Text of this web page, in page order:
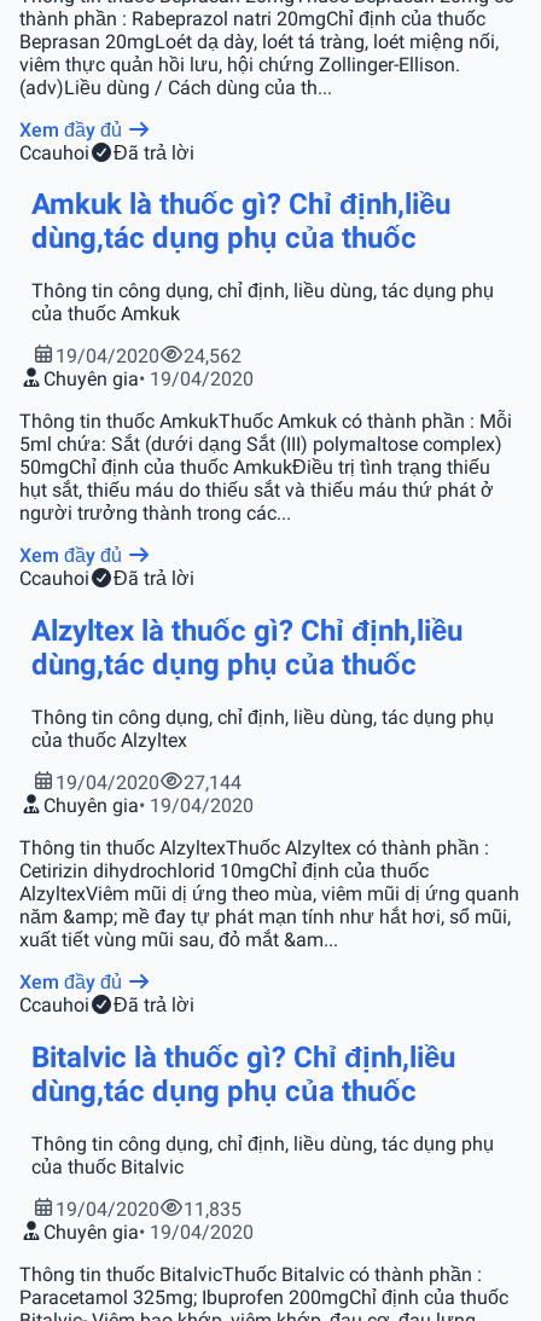
thành phần : Rabeprazol natri 20mgChỉ định của thuốc
Beprasan 20mgLoét dạ dày, loét tá tràng, loét miệng nối,
viêm thực quản hồi lưu, hội chứng Zollinger-Ellison.
(adv)Liều dùng / Cách dùng của th...
Xem đầy đủ
Ccauhoi Đã trả lời
Amkuk là thuốc gì? Chỉ định,liều
dùng,tác dụng phụ của thuốc
Thông tin công dụng, chỉ định, liều dùng, tác dụng phụ
của thuốc Amkuk
19/04/2020
24,562
Chuyên gia• 19/04/2020
Thông tin thuốc AmkukThuốc Amkuk có thành phần : Mỗi
5ml chứa: Sắt (dưới dạng Sắt (III) polymaltose complex)
50mgChỉ định của thuốc AmkukĐiều trị tình trạng thiếu
hụt sắt, thiếu máu do thiếu sắt và thiếu máu thứ phát ở
người trưởng thành trong các...
Xem đầy đủ
Ccauhoi Đã trả lời
Alzyltex là thuốc gì? Chỉ định,liều
dùng,tác dụng phụ của thuốc
Thông tin công dụng, chỉ định, liều dùng, tác dụng phụ
của thuốc Alzyltex
19/04/2020
27,144
Chuyên gia• 19/04/2020
Thông tin thuốc AlzyltexThuốc Alzyltex có thành phần :
Cetirizin dihydrochlorid 10mgChỉ định của thuốc
AlzyltexViêm mũi dị ứng theo mùa, viêm mũi dị ứng quanh
năm &amp; mề đay tự phát mạn tính như hắt hơi, sổ mũi,
xuất tiết vùng mũi sau, đỏ mắt &am...
Xem đầy đủ
Ccauhoi Đã trả lời
Bitalvic là thuốc gì? Chỉ định,liều
dùng,tác dụng phụ của thuốc
Thông tin công dụng, chỉ định, liều dùng, tác dụng phụ
của thuốc Bitalvic
19/04/2020
11,835
Chuyên gia• 19/04/2020
Thông tin thuốc BitalvicThuốc Bitalvic có thành phần :
Paracetamol 325mg; Ibuprofen 200mgChỉ định của thuốc